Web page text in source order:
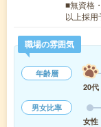
■無資格
以上採
職場の雰囲気
年齢層
20代
男女比率
女性